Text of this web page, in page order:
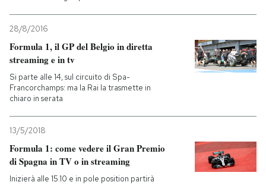
28/8/2016
Formula 1, il GP del Belgio in diretta
streaming e in tv
Si parte alle 14, sul circuito di Spa-
Francorchamps: ma la Rai la trasmette in
chiaro in serata
13/5/2018
Formula 1: come vedere il Gran Premio
di Spagna in TV o in streaming
Inizierà alle 15.10 e in pole position partirà